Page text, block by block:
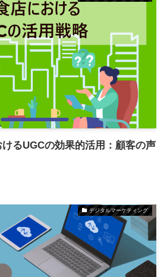
るUGCの効果的活用：顧客の声
デジタルマーケティング